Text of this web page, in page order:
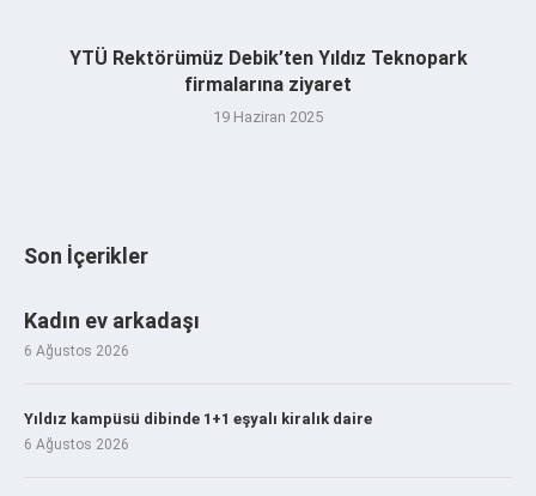
YTÜ Rektörümüz Debik’ten Yıldız Teknopark
firmalarına ziyaret
19 Haziran 2025
Son İçerikler
Kadın ev arkadaşı
6 Ağustos 2026
Yıldız kampüsü dibinde 1+1 eşyalı kiralık daire
6 Ağustos 2026